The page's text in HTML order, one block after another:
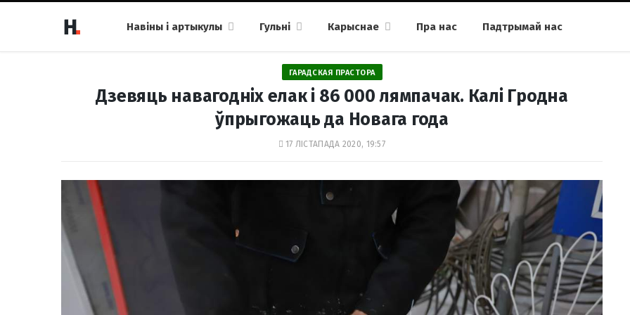
Навіны і артыкулы Гульні Карыснае Пра нас Падтрымай нас
ГАРАДСКАЯ ПРАСТОРА
Дзевяць навагодніх елак і 86 000 лямпачак. Калі Гродна
ўпрыгожаць да Новага года
17 ЛІСТАПАДА 2020, 19:57